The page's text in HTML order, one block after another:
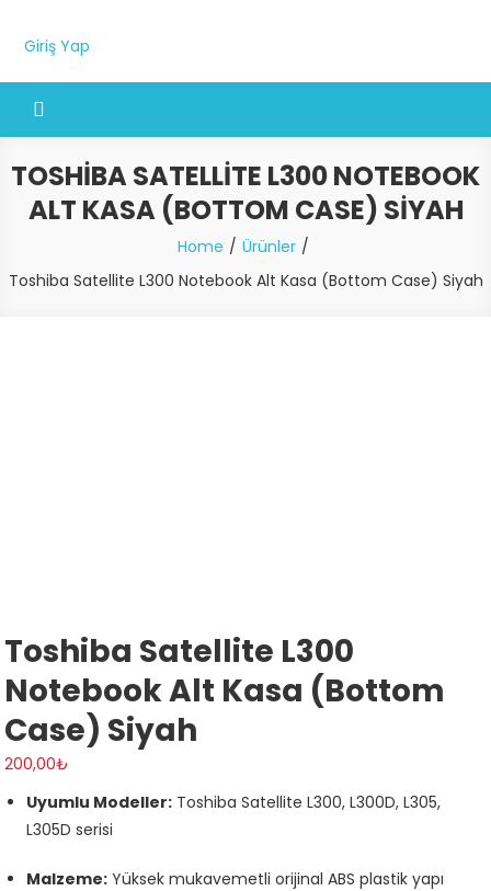
Giriş Yap
TOSHIBA SATELLITE L300 NOTEBOOK
ALT KASA (BOTTOM CASE) SIYAH
Home
Ürünler
Toshiba Satellite L300 Notebook Alt Kasa (Bottom Case) Siyah
Toshiba Satellite L300
Notebook Alt Kasa (Bottom
Case) Siyah
200,00₺
Uyumlu Modeller: Toshiba Satellite L300, L300D, L305,
L305D serisi
Malzeme: Yüksek mukavemetli orijinal ABS plastik yapı